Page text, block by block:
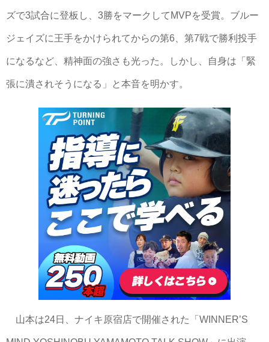
ズで3試合に登板し、3勝をマークしてMVPを受賞。ブルー
ジェイズに王手をかけられてからの第6、第7戦で勝利投手
になるなど、精神面の強さも光った。しかし、自身は「緊
張に潰されそうになる」と本音を明かす。
山本は24日、ナイキ原宿店で開催された「WINNER’S